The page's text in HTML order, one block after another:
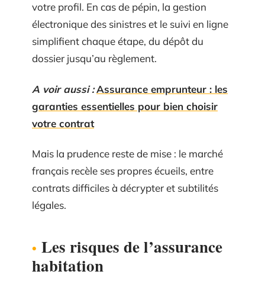
votre profil. En cas de pépin, la gestion
électronique des sinistres et le suivi en ligne
simplifient chaque étape, du dépôt du
dossier jusqu’au règlement.
A voir aussi :Assurance emprunteur : les
garanties essentielles pour bien choisir
votre contrat
Mais la prudence reste de mise : le marché
français recèle ses propres écueils, entre
contrats difficiles à décrypter et subtilités
légales.
Les risques de l’assurance
habitation